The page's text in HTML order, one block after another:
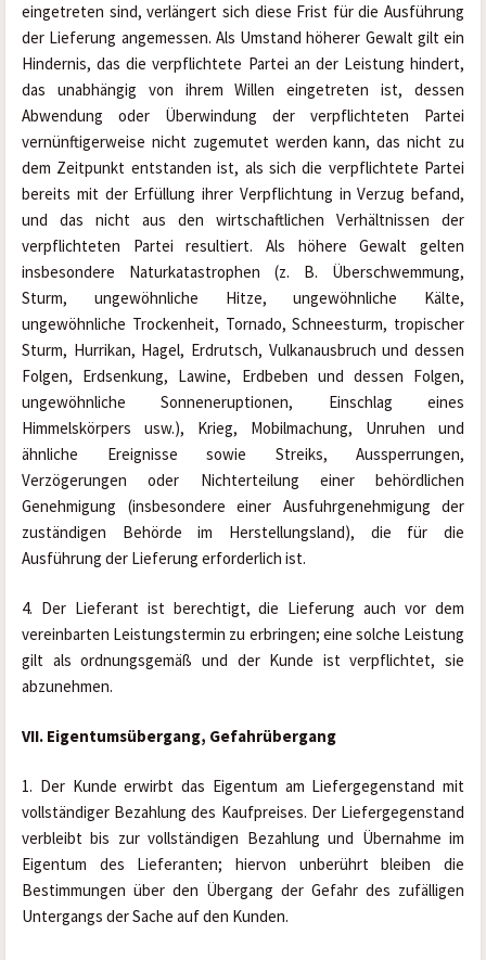
eingetreten sind, verlängert sich diese Frist für die Ausführung
der Lieferung angemessen. Als Umstand höherer Gewalt gilt ein
Hindernis, das die verpflichtete Partei an der Leistung hindert,
das unabhängig von ihrem Willen eingetreten ist, dessen
Abwendung oder Überwindung der verpflichteten Partei
vernünftigerweise nicht zugemutet werden kann, das nicht zu
dem Zeitpunkt entstanden ist, als sich die verpflichtete Partei
bereits mit der Erfüllung ihrer Verpflichtung in Verzug befand,
und das nicht aus den wirtschaftlichen Verhältnissen der
verpflichteten Partei resultiert. Als höhere Gewalt gelten
insbesondere Naturkatastrophen (z. B. Überschwemmung,
Sturm, ungewöhnliche Hitze, ungewöhnliche Kälte,
ungewöhnliche Trockenheit, Tornado, Schneesturm, tropischer
Sturm, Hurrikan, Hagel, Erdrutsch, Vulkanausbruch und dessen
Folgen, Erdsenkung, Lawine, Erdbeben und dessen Folgen,
ungewöhnliche Sonneneruptionen, Einschlag eines
Himmelskörpers usw.), Krieg, Mobilmachung, Unruhen und
ähnliche Ereignisse sowie Streiks, Aussperrungen,
Verzögerungen oder Nichterteilung einer behördlichen
Genehmigung (insbesondere einer Ausfuhrgenehmigung der
zuständigen Behörde im Herstellungsland), die für die
Ausführung der Lieferung erforderlich ist.
4. Der Lieferant ist berechtigt, die Lieferung auch vor dem
vereinbarten Leistungstermin zu erbringen; eine solche Leistung
gilt als ordnungsgemäß und der Kunde ist verpflichtet, sie
abzunehmen.
VII. Eigentumsübergang, Gefahrübergang
1. Der Kunde erwirbt das Eigentum am Liefergegenstand mit
vollständiger Bezahlung des Kaufpreises. Der Liefergegenstand
verbleibt bis zur vollständigen Bezahlung und Übernahme im
Eigentum des Lieferanten; hiervon unberührt bleiben die
Bestimmungen über den Übergang der Gefahr des zufälligen
Untergangs der Sache auf den Kunden.